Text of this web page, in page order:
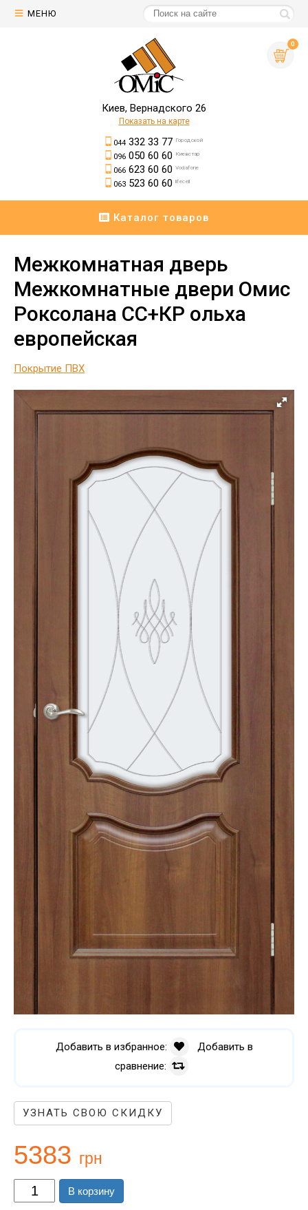
МЕНЮ
0
Киев, Вернадского 26
Показать на карте
044332 33 77 Городской
096050 60 60 Киевстар
066623 60 60 Vodafone
063523 60 60 lifecell
Каталог товаров
Межкомнатная дверь
Межкомнатные двери Омис
Роксолана СС+КР ольха
европейская
Покрытие ПВХ
Добавить в избранное:
Добавить в
сравнение:
УЗНАТЬ СВОЮ СКИДКУ
5383 грн
В корзину